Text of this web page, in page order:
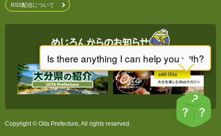
RSS配信について
Copyright © Oita Prefecture, All rights reserved.